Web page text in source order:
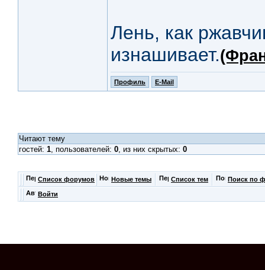
Лень, как
изнашивает.
Профиль E-Mail
Читают тему
гостей: 1, пользователей: 0, из них скрытых: 0
Список форумов Новые темы Список тем Поиск по
Войти